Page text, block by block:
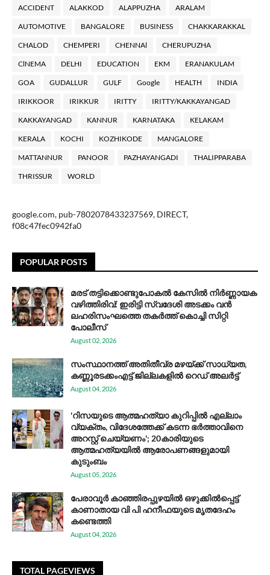
ACCIDENT ALAKKOD ALAPPUZHA ARALAM
AUTOMOTIVE BANGALORE BUSINESS CHAKKARAKKAL
CHALOD CHEMPERI CHENNAl CHERUPUZHA
ClNEMA DELHI EDUCATION EKM ERANAKULAM
GOA GUDALLUR GULF Google HEALTH INDIA
IRIKKOOR IRIKKUR IRITTY IRITTY/KAKKAYANGAD
KAKKAYANGAD KANNUR KARNATAKA KELAKAM
KERALA KOCHI KOZHIKODE MANGALORE
MATTANNUR PANOOR PAZHAYANGADI THALIPPARABA
THRISSUR WORLD
google.com, pub-7802078433237569, DIRECT,
f08c47fec0942fa0
POPULAR POSTS
മരട് തട്ടിക്കൊണ്ടുപോകൽ കേസിൽ നിർണ്ണായക
വഴിത്തിരിവ്: ഇരിട്ടി സ്വദേശി അടക്കം വൻ
ലഹരിസംഘത്തെ തകർത്ത് കൊച്ചി സിറ്റി
പോലീസ്
August 02, 2026
സം​സ്ഥാ​ന​ത്ത് അ​തി​തീ​വ്ര മ​ഴ​യ്ക്ക് സാ​ധ്യ​ത,
കണ്ണൂരടക്കംഎ​ട്ട് ജി​ല്ല​ക​ളി​ൽ റെ​ഡ് അ​ലർ​ട്ട്
August 04, 2026
'റിസയുടെ ആത്മഹത്യാ കുറിപ്പിൽ എല്ലാം
വ്യക്തം, വിദേശത്തേക്ക് കടന്ന ഭർത്താവിനെ
അറസ്റ്റ് ചെയ്യണം'; 20കാരിയുടെ
ആത്മഹത്യയിൽ ആരോപണങ്ങളുമായി
കുടുംബം
August 05, 2026
പേരാവൂർ കാഞ്ഞിരപ്പുഴയിൽ ഒഴുക്കിൽപ്പെട്ട്
കാണാതായ വി പി ഹനീഫയുടെ മൃതദേഹം
കണ്ടെത്തി
August 04, 2026
TOTAL PAGEVIEWS